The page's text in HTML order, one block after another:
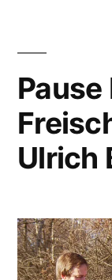
Ulrich